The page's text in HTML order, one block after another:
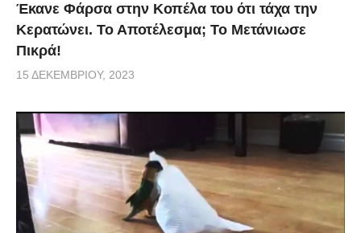
Έκανε Φάρσα στην Κοπέλα του ότι τάχα την
Κερατώνει. Το Αποτέλεσμα; Το Μετάνιωσε
Πικρά!
15 ΔΕΚΕΜΒΡΊΟΥ, 2023